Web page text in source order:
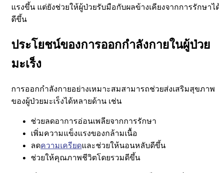
แรงขึ้น แต่ยังช่วยให้ผู้ป่วยรับมือกับผลข้างเคียงจากการรักษาไ
ดีขึ้น
ประโยชน์ของการออกกำลังกายในผู้ป่วย
มะเร็ง
การออกกำลังกายอย่างเหมาะสมสามารถช่วยส่งเสริมสุขภาพ
ของผู้ป่วยมะเร็งได้หลายด้าน เช่น
ช่วยลดอาการอ่อนเพลียจากการรักษา
เพิ่มความแข็งแรงของกล้ามเนื้อ
ลดความเครียดและช่วยให้นอนหลับดีขึ้น
ช่วยให้คุณภาพชีวิตโดยรวมดีขึ้น